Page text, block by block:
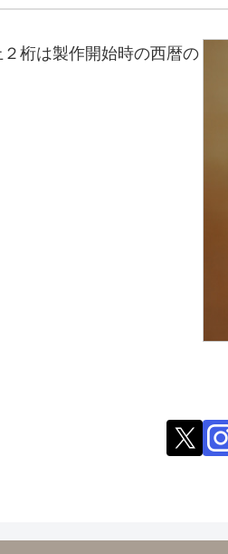
桁は製作開始時の西暦の